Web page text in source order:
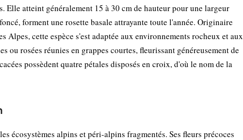
Elle atteint généralement 15 à 30 cm de hauteur pour une largeur
forment une rosette basale attrayante toute l'année. Originaire
Alpes, cette espèce s'est adaptée aux environnements rocheux et aux
ou rosées réunies en grappes courtes, fleurissant généreusement de
possèdent quatre pétales disposés en croix, d'où le nom de la
écosystèmes alpins et péri-alpins fragmentés. Ses fleurs précoces